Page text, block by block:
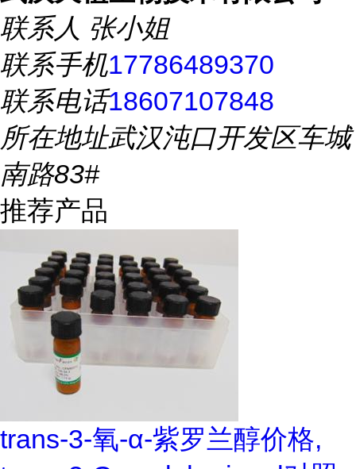
联系人 张小姐
联系手机17786489370
联系电话18607107848
所在地址武汉沌口开发区车城
南路83#
推荐产品
trans-3-氧-α-紫罗兰醇价格,